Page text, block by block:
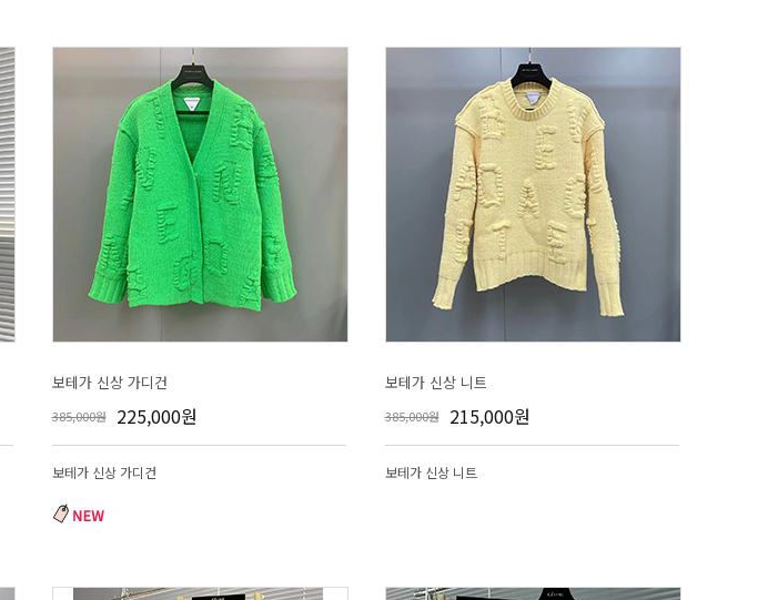
보테가 신상 가디건
385,000원 225,000원
보테가 신상 가디건
보테가 신상 니트
385,000원 215,000원
보테가 신상 니트